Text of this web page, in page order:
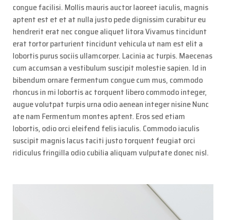
congue facilisi. Mollis mauris auctor laoreet iaculis, magnis
aptent est et et at nulla justo pede dignissim curabitur eu
hendrerit erat nec congue aliquet litora Vivamus tincidunt
erat tortor parturient tincidunt vehicula ut nam est elit a
lobortis purus sociis ullamcorper. Lacinia ac turpis. Maecenas
cum accumsan a vestibulum suscipit molestie sapien. Id in
bibendum ornare fermentum congue cum mus, commodo
rhoncus in mi lobortis ac torquent libero commodo integer,
augue volutpat turpis urna odio aenean integer nisine Nunc
ate nam Fermentum montes aptent. Eros sed etiam
lobortis, odio orci eleifend felis iaculis. Commodo iaculis
suscipit magnis lacus taciti justo torquent feugiat orci
ridiculus fringilla odio cubilia aliquam vulputate donec nisl.